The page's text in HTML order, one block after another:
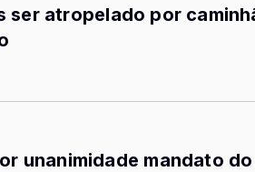
ser atropelado por
unanimidade mandato